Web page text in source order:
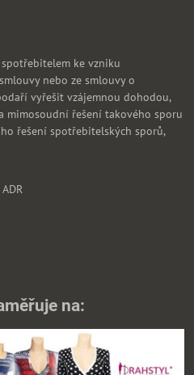
ke vzniku
nebo ze smlouvy o
vyřešit vzájemnou dohodou,
mimosoudní řešení takového sporu
řešení spotřebitelských sporů,
na: